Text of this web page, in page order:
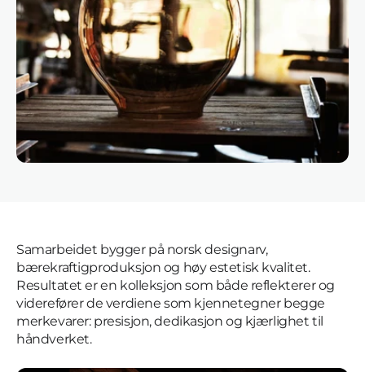
Samarbeidet bygger på norsk designarv,
bærekraftigproduksjon og høy estetisk kvalitet.
Resultatet er en kolleksjon som både reflekterer og
viderefører de verdiene som kjennetegner begge
merkevarer: presisjon, dedikasjon og kjærlighet til
håndverket.